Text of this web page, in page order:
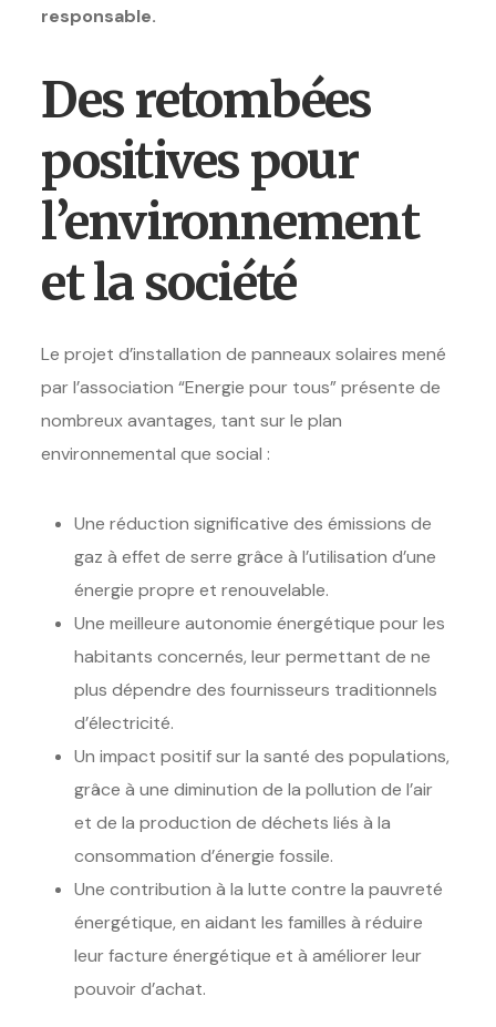
responsable.
Des retombées
positives pour
l’environnement
et la société
Le projet d’installation de panneaux solaires mené
par l’association “Energie pour tous” présente de
nombreux avantages, tant sur le plan
environnemental que social :
Une réduction significative des émissions de
gaz à effet de serre grâce à l’utilisation d’une
énergie propre et renouvelable.
Une meilleure autonomie énergétique pour les
habitants concernés, leur permettant de ne
plus dépendre des fournisseurs traditionnels
d’électricité.
Un impact positif sur la santé des populations,
grâce à une diminution de la pollution de l’air
et de la production de déchets liés à la
consommation d’énergie fossile.
Une contribution à la lutte contre la pauvreté
énergétique, en aidant les familles à réduire
leur facture énergétique et à améliorer leur
pouvoir d’achat.